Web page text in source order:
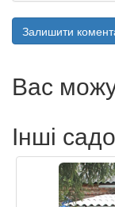
Залишити
Вас
Інші